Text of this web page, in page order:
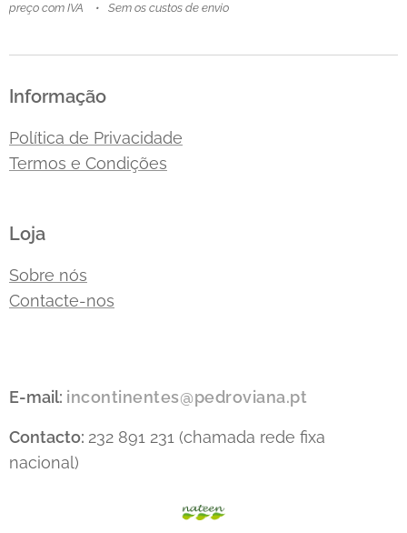
preço com IVA Sem os custos de envio
Informação
Política de Privacidade
Termos e Condições
Loja
Sobre nós
Contacte-nos
E-mail: incontinentes@pedroviana.pt
Contacto: 232 891 231 (chamada rede fixa
nacional)